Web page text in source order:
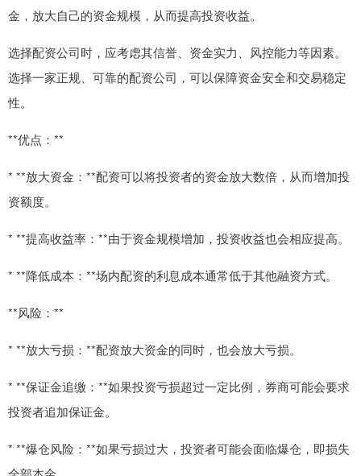
金，放大自己的资金规模，从而提高投资收益。
选择配资公司时，应考虑其信誉、资金实力、风控能力等因素。
选择一家正规、可靠的配资公司，可以保障资金安全和交易稳定
性。
**优点：**
* **放大资金：**配资可以将投资者的资金放大数倍，从而增加投
资额度。
* **提高收益率：**由于资金规模增加，投资收益也会相应提高。
* **降低成本：**场内配资的利息成本通常低于其他融资方式。
**风险：**
* **放大亏损：**配资放大资金的同时，也会放大亏损。
* **保证金追缴：**如果投资亏损超过一定比例，券商可能会要求
投资者追加保证金。
* **爆仓风险：**如果亏损过大，投资者可能会面临爆仓，即损失